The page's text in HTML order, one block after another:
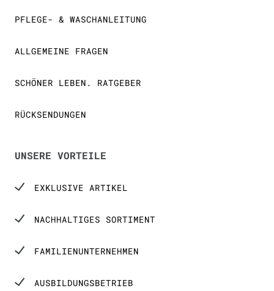
PFLEGE- & WASCHANLEITUNG
ALLGEMEINE FRAGEN
SCHÖNER LEBEN. RATGEBER
RÜCKSENDUNGEN
UNSERE VORTEILE
EXKLUSIVE ARTIKEL
NACHHALTIGES SORTIMENT
FAMILIENUNTERNEHMEN
AUSBILDUNGSBETRIEB